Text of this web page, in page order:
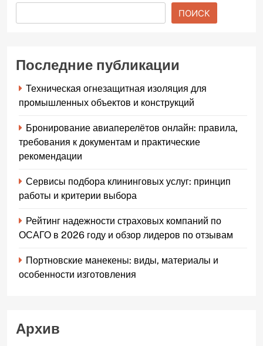
ПОИСК
Последние публикации
Техническая огнезащитная изоляция для
промышленных объектов и конструкций
Бронирование авиаперелётов онлайн: правила,
требования к документам и практические
рекомендации
Сервисы подбора клининговых услуг: принцип
работы и критерии выбора
Рейтинг надежности страховых компаний по
ОСАГО в 2026 году и обзор лидеров по отзывам
Портновские манекены: виды, материалы и
особенности изготовления
Архив